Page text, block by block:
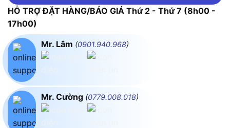
HỖ TRỢ ĐẶT HÀNG/BÁO GIÁ Thứ 2 - Thứ 7 (8h00 -
17h00)
Mr. Lâm (0901.940.968)
Mr. Cường (0779.008.018)